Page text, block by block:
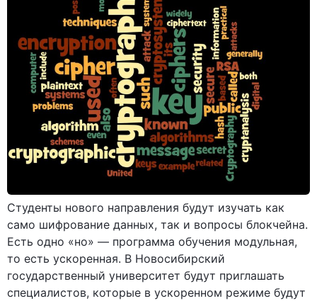
Студенты нового направления будут изучать как
само шифрование данных, так и вопросы блокчейна.
Есть одно «но» — программа обучения модульная,
то есть ускоренная. В Новосибирский
государственный университет будут приглашать
специалистов, которые в ускоренном режиме будут